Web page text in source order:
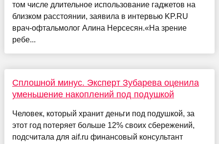
том числе длительное использование гаджетов на
близком расстоянии, заявила в интервью KP.RU
врач-офтальмолог Алина Нерсесян.«На зрение
ребе...
Сплошной минус. Эксперт Зубарева оценила
уменьшение накоплений под подушкой
Человек, который хранит деньги под подушкой, за
этот год потеряет больше 12% своих сбережений,
подсчитала для aif.ru финансовый консультант